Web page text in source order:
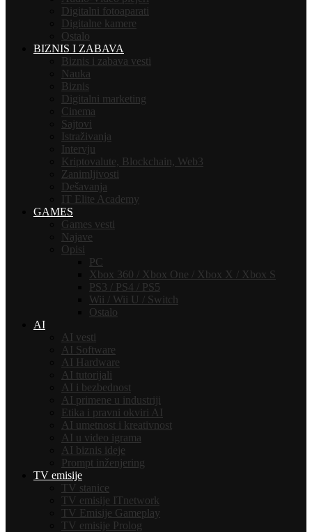
Digitalni fotoaparati
Digitalne kamere
Ostalo
BIZNIS I ZABAVA
Biznis i zabava vesti
Nauka
Biznis
Digitalni marketing
Cinema
Sajtovi
Istraživanja
Intervju
Kriptovalute, Blockchain, Web3
Zanimljivosti
Dešavanja
IT Elite Academy
GAMES
Games vesti
Najave
Opisi
PC
Xbox 360 / Xbox One / Xbox X / Xbox S
PS3 / PS4 / PS5
Wii / Wii U / Switch
Ostalo
AI
AI vesti
AI Software
AI Hardware
AI tutorijali
AI i bezbednost
AI primene u industriji
Etika i pravni okviri AI
AI umetnost i kreativnost
AI u video igrama
AI biznis ideje
Prompt inženjering
TV emisije
TV stanice
TV emisije ITnetwork
TV Emisije Gameplay
TV emisije Prolog